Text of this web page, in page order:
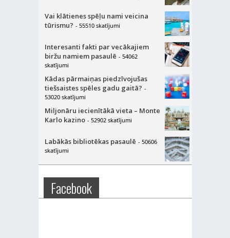
Vai klātienes spēļu nami veicina
tūrismu? - 55510 skatījumi
Interesanti fakti par vecākajiem
biržu namiem pasaulē - 54062
skatījumi
Kādas pārmaiņas piedzīvojušas
tiešsaistes spēles gadu gaitā? -
53020 skatījumi
Miljonāru iecienītākā vieta – Monte
Karlo kazino - 52902 skatījumi
Labākās bibliotēkas pasaulē - 50606
skatījumi
Facebook